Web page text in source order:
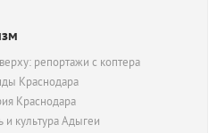
репортажи с коптера
Краснодара
Краснодара
и культура Адыгеи